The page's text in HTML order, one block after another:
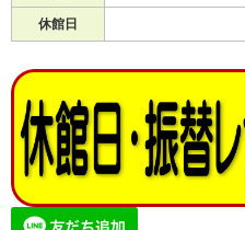
休館日